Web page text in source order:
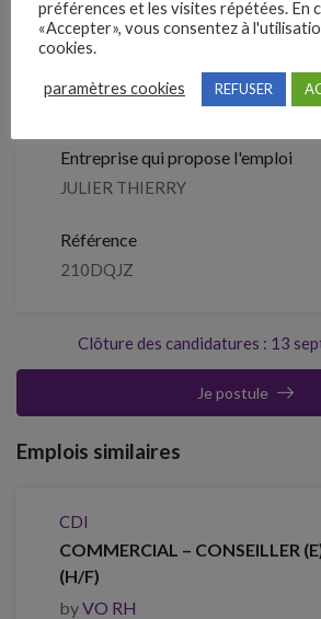
septembre 2026
Détails de l’offre
Entreprise qui propose l'emploi
JULIER THIERRY
Référence
210DQJZ
Clôture des candidatures : 13
Je postule
Emplois similaires
CDI
COMMERCIAL – CONSEILLER
(H/F)
byVO RH
préférences et les visites répétées. En
«Accepter», vous consentez à
cookies.
paramètres cookies REFUSER